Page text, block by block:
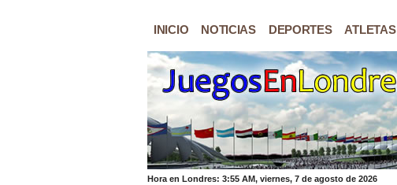
INICIO NOTICIAS DEPORTES ATLETAS
Hora en Londres: 3:55 AM, viernes, 7 de agosto de 2026